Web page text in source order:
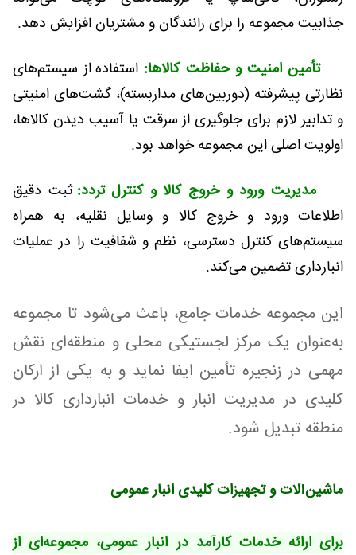
جذابیت مجموعه را برای رانندگان و مشتریان افزایش دهد.
تأمین امنیت و حفاظت کالاها: استفاده از سیستم‌های
نظارتی پیشرفته (دوربین‌های مداربسته)، گشت‌های امنیتی
و تدابیر لازم برای جلوگیری از سرقت یا آسیب دیدن کالاها،
اولویت اصلی این مجموعه خواهد بود.
مدیریت ورود و خروج کالا و کنترل تردد: ثبت دقیق
اطلاعات ورود و خروج کالا و وسایل نقلیه، به همراه
سیستم‌های کنترل دسترسی، نظم و شفافیت را در عملیات
انبارداری تضمین می‌کند.
این مجموعه خدمات جامع، باعث می‌شود تا مجموعه
به‌عنوان یک مرکز لجستیکی محلی و منطقه‌ای نقش
مهمی در زنجیره تأمین ایفا نماید و به یکی از ارکان
کلیدی در مدیریت انبار و خدمات انبارداری کالا در
منطقه تبدیل شود.
ماشین‌آلات و تجهیزات کلیدی انبار عمومی
برای ارائه خدمات کارآمد در انبار عمومی، مجموعه‌ای از